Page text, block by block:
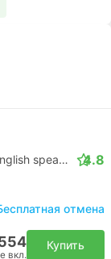
Daytrip private transfer with English speaking driver 4.8
отмена
вкл.
Купить